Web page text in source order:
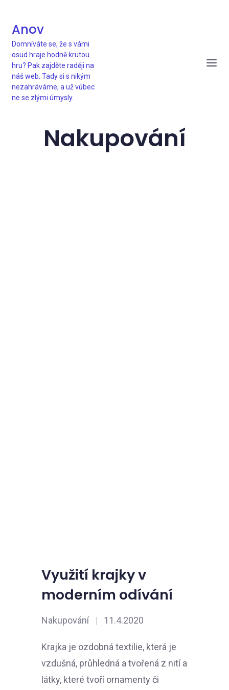
Anov
Domníváte se, že s vámi
osud hraje hodně krutou
hru? Pak zajděte raději na
náš web. Tady si s nikým
nezahráváme, a už vůbec
ne se zlými úmysly.
Nakupování
Využití krajky v
moderním odívání
Nakupování | 11.4.2020
Krajka je ozdobná textilie, která je
vzdušná, průhledná a tvořená z nití a
látky, které tvoří ornamenty či